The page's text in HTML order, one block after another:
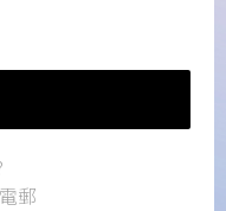
郵